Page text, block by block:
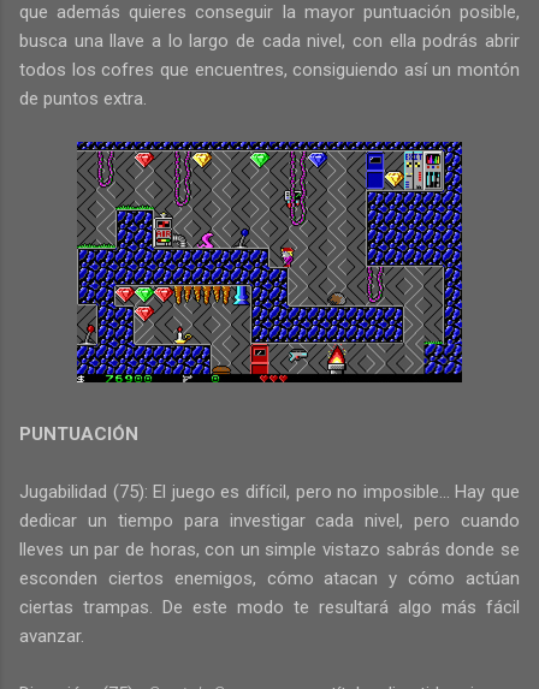
que además quieres conseguir la mayor puntuación posible,
busca una llave a lo largo de cada nivel, con ella podrás abrir
todos los cofres que encuentres, consiguiendo así un montón
de puntos extra.
PUNTUACIÓN
Jugabilidad (75): El juego es difícil, pero no imposible... Hay que
dedicar un tiempo para investigar cada nivel, pero cuando
lleves un par de horas, con un simple vistazo sabrás donde se
esconden ciertos enemigos, cómo atacan y cómo actúan
ciertas trampas. De este modo te resultará algo más fácil
avanzar.